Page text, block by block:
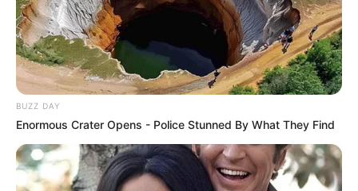
‘മാസ്റ്റർ ലൂസാണോ’ എന്ന് ചോദിച്ചവരുണ്ട്;
ശോഭനയുടെ നൃത്തം ഞാൻ കണ്ടിരുന്നില്ല;
ജ്യോതികയെ വെച്ച് ചന്ദ്രമുഖി ചെയ്തതിനെപ്പറ്റി
കലാ മാസ്റ്റർ
BUZZ DAY
Enormous Crater Opens - Police Stunned By What They Find